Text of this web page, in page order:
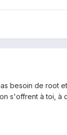
besoin de root
s'offrent à toi, à